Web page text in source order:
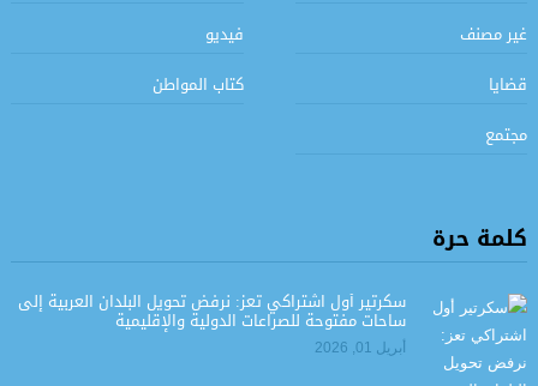
غير مصنف
فيديو
قضايا
كتاب المواطن
مجتمع
كلمة حرة
سكرتير أول اشتراكي تعز: نرفض تحويل البلدان العربية إلى
ساحات مفتوحة للصراعات الدولية والإقليمية
أبريل 01, 2026